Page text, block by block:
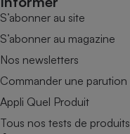
S’abonner au site
S’abonner au magazine
Nos newsletters
Commander une parution
Appli Quel Produit
Tous nos tests de produits